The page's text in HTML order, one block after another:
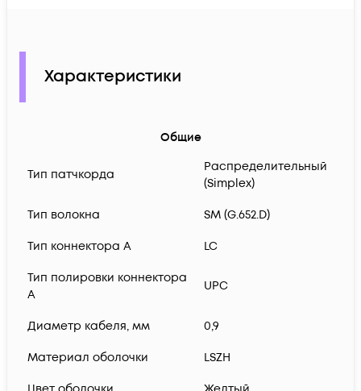
Характеристики
Общие
Тип патчкорда
Распределительный
(Simplex)
Тип волокна SM (G.652.D)
Тип коннектора A LC
Тип полировки коннектора
A
UPC
Диаметр кабеля, мм 0,9
Материал оболочки LSZH